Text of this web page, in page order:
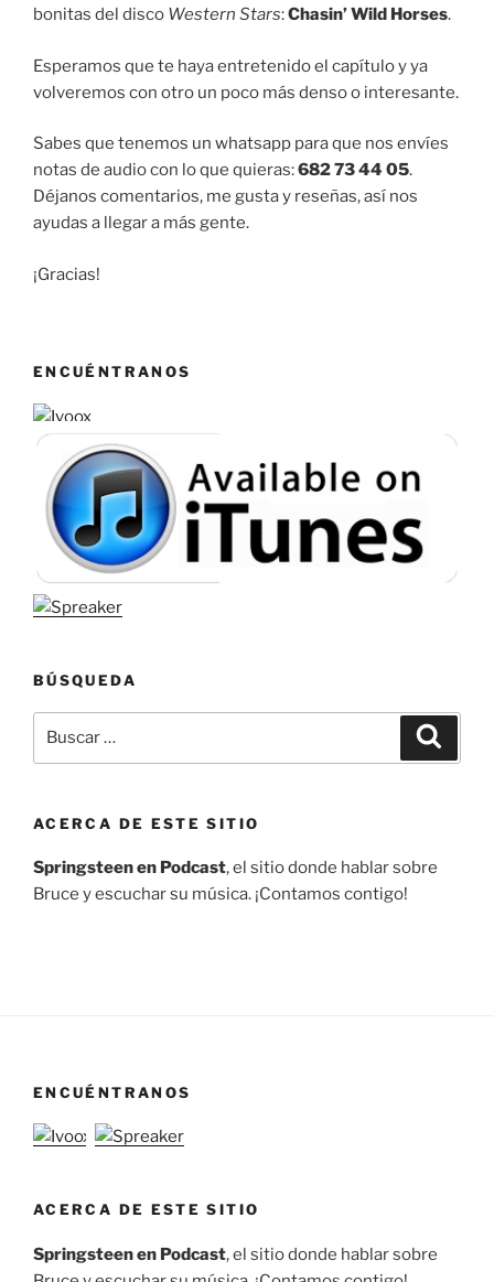
bonitas del disco Western Stars:Chasin’ Wild Horses.
Esperamos que te haya entretenido el capítulo y ya
volveremos con otro un poco más denso o interesante.
Sabes que tenemos un whatsapp para que nos envíes
notas de audio con lo que quieras:682 73 44 05.
Déjanos comentarios, me gusta y reseñas, así nos
ayudas a llegar a más gente.
¡Gracias!
ENCUÉNTRANOS
BÚSQUEDA
por:
ACERCA DE ESTE SITIO
Springsteen en Podcast, el sitio donde hablar sobre
Bruce y escuchar su música. ¡Contamos contigo!
ENCUÉNTRANOS
ACERCA DE ESTE SITIO
Springsteen en Podcast, el sitio donde hablar sobre